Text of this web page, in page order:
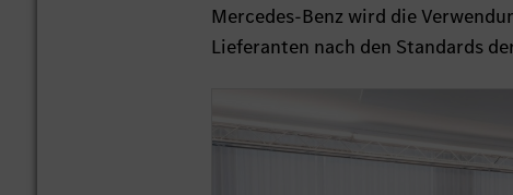
Mercedes-Benz wird die
Lieferanten nach den Standards